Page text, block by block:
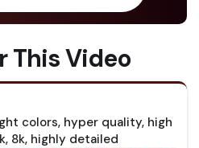
This Video
colors, hyper quality, high
8k, highly detailed